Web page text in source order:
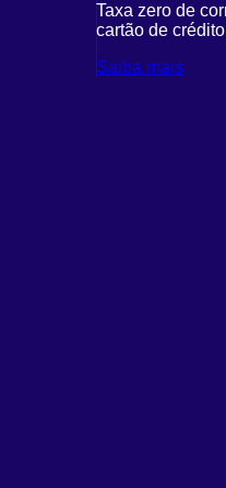
Taxa zero de
cartão de
Saiba mais